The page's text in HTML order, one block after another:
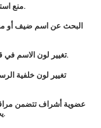
7 – منع استقبال رسائل خاصّة من الأشخاص.
9 – تغيير لون الاسم في قائمة المستخدمين إلى ما يناسبك.
يحصل صاحب العضوية على لون مميز.